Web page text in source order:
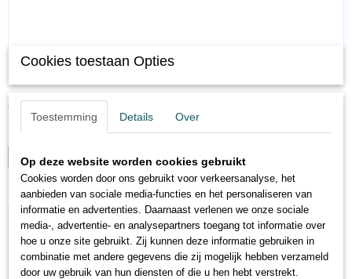
MA74103
€ 41,99 € 29,39
Op voorraad
IN WINKELWAGEN
Cookies toestaan Opties
Toestemming Details Over
Op deze website worden cookies gebruikt
Cookies worden door ons gebruikt voor verkeersanalyse, het
aanbieden van sociale media-functies en het personaliseren van
informatie en advertenties. Daarnaast verlenen we onze sociale
media-, advertentie- en analysepartners toegang tot informatie over
hoe u onze site gebruikt. Zij kunnen deze informatie gebruiken in
combinatie met andere gegevens die zij mogelijk hebben verzameld
door uw gebruik van hun diensten of die u hen hebt verstrekt.